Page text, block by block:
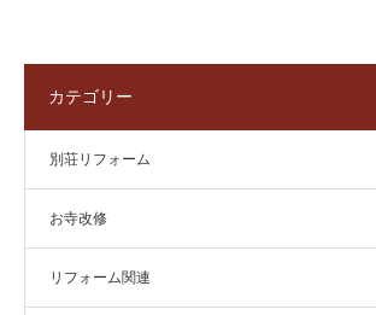
カテゴリー
別荘リフォーム
お寺改修
リフォーム関連